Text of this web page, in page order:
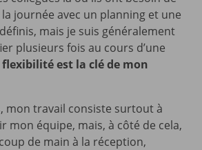
journée avec un planning et une
mais je suis généralement
plusieurs fois au cours d’une
flexibilité est la clé de mon
mon travail consiste surtout à
mon équipe, mais, à côté de cela,
de main à la réception,